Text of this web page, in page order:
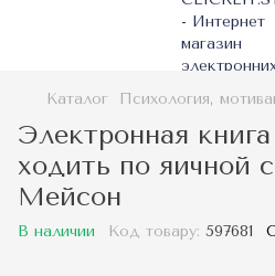
Каталог Психология,
Электронная
ходить по яичной
Мейсон
В наличии Код товару: 597681